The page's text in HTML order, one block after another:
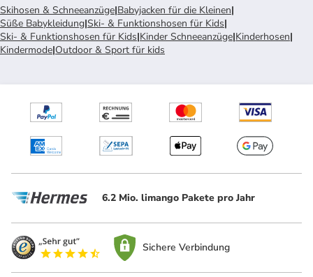
Skihosen & Schneeanzüge|Babyjacken für die Kleinen|
Süße Babykleidung|Ski- & Funktionshosen für Kids|
Ski- & Funktionshosen für Kids|Kinder Schneeanzüge|Kinderhosen|
Kindermode|Outdoor & Sport für kids
6.2 Mio. limango Pakete pro Jahr
Sichere Verbindung